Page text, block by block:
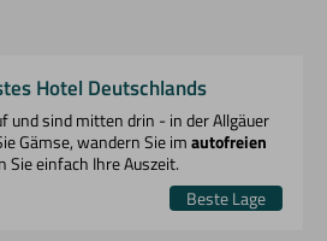
Hotel Deutschlands
und sind mitten drin - in der Allgäuer
Gämse, wandern Sie imautofreien
Sie einfach Ihre Auszeit.
Beste Lage